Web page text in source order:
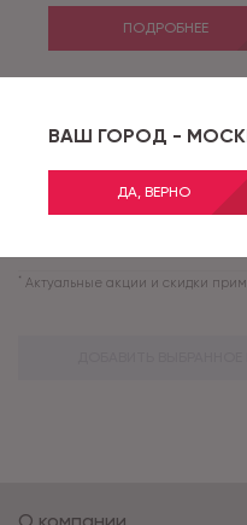
ВАШ ГОРОД -
ДА, ВЕРНО
ПОДРОБНЕЕ
ПОДРОБНЕЕ
* Актуальные акции и скидки